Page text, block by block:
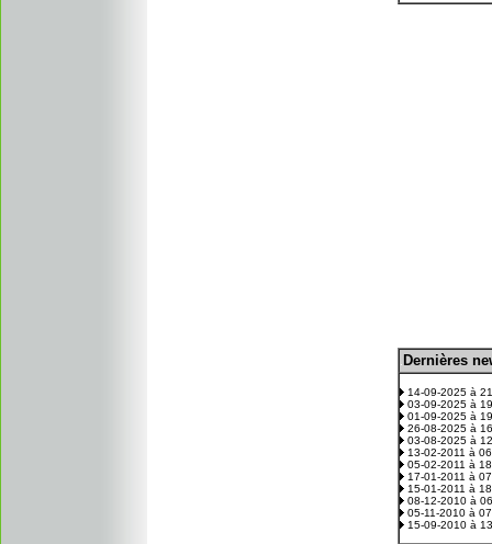
Dernières
14-09-2025 à
03-09-2025 à
01-09-2025 à
26-08-2025 à
03-08-2025 à
13-02-2011 à
05-02-2011 à
17-01-2011 à
15-01-2011 à
08-12-2010 à
05-11-2010 à
15-09-2010 à